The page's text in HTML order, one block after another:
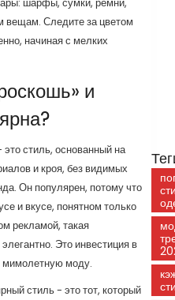
вещам. Следите за цветом
начиная с мелких
и
стиль, основанный на
и кроя, без видимых
Он популярен, потому что
и вкусе, понятном только
рекламой, такая
Это инвестиция в
мимолетную моду.
стиль - это тот, который